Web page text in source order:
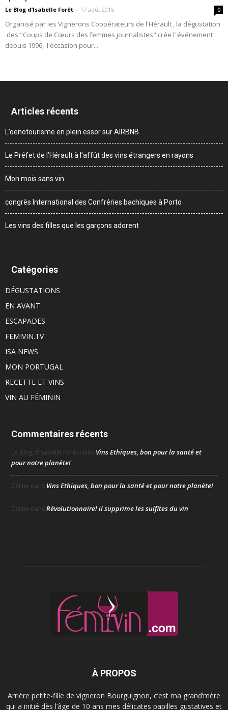
Le Blog d’Isabelle Forêt - 17 août 2015 0
Organisé par les Vignerons Coopérateurs de l'Hérault , la dégustation
des "Coups de Cœurs des femmes journalistes" crée l’ événement
depuis 1996, l'occasion pour...
Articles récents
L’oenotourisme en plein essor sur AIRBNB
Le Préfet de l’Hérault à l’affût des vins étrangers en rayons
Mon mois sans vin
congrès International des Confréries bachiques à Porto
Les vins des filles que les garçons adorent
Catégories
DÉGUSTATIONS
EN AVANT
ESCAPADES
FEMIVIN.TV
ISA NEWS
MON PORTUGAL
RECETTE ET VINS
VIN AU FÉMININ
Commentaires récents
Le Blog d’Isabelle Forêt dans Vins Ethiques, bon pour la santé et
pour notre planète!
Céline dans Vins Ethiques, bon pour la santé et pour notre planète!
Céline dansRévolutionnaire! il supprime les sulfites du vin
À PROPOS
Arrière petite-fille de vigneron Bourguignon, c’est ma grand’mère
qui a initié dès l’âge de 10 ans mes délicates papilles gustatives et